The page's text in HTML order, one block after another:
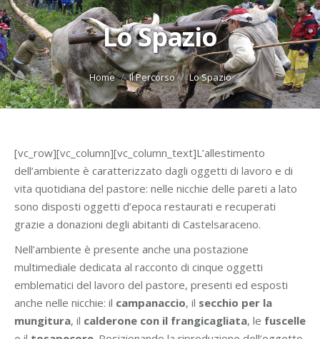
Lo Spazio
You are here:
Home Il Percorso Lo Spazio
[vc_row][vc_column][vc_column_text]L’allestimento
dell’ambiente è caratterizzato dagli oggetti di lavoro e di
vita quotidiana del pastore: nelle nicchie delle pareti a lato
sono disposti oggetti d’epoca restaurati e recuperati
grazie a donazioni degli abitanti di Castelsaraceno.
Nell’ambiente è presente anche una postazione
multimediale dedicata al racconto di cinque oggetti
emblematici del lavoro del pastore, presenti ed esposti
anche nelle nicchie: il campanaccio, il secchio per la
mungitura, il calderone con il frangicagliata, le fuscelle